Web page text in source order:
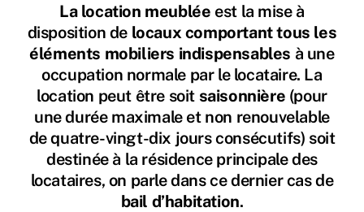
La location meublée est la mise à
disposition de locaux comportant tous les
éléments mobiliers indispensables à une
occupation normale par le locataire. La
location peut être soit saisonnière (pour
une durée maximale et non renouvelable
de quatre-vingt-dix jours consécutifs) soit
destinée à la résidence principale des
locataires, on parle dans ce dernier cas de
bail d’habitation.